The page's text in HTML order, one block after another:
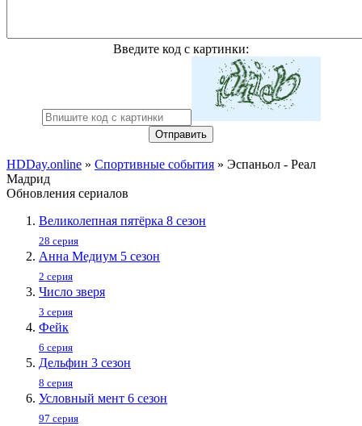
Введите код с картинки:
Отправить
HDDay.online » Спортивные события » Эспаньол - Реал
Мадрид
Обновления сериалов
Великолепная пятёрка 8 сезон
28 серия
Анна Медиум 5 сезон
2 серия
Число зверя
3 серия
Фейк
6 серия
Дельфин 3 сезон
8 серия
Условный мент 6 сезон
97 серия